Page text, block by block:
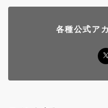
各種公式ア